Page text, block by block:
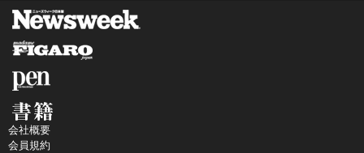
会社概要
会員規約